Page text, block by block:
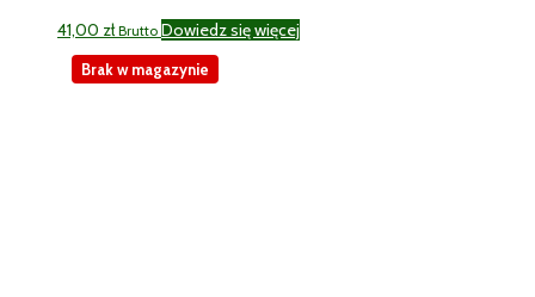
41,00 zł Brutto Dowiedz się więcej
Brak w magazynie